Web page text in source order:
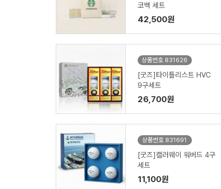
코백 세트
42,500원
상품번호 831626
[굿즈]타이틀리스트 HVC
9구세트
26,700원
상품번호 831691
[굿즈]캘러웨이 워버드 4구
세트
11,100원